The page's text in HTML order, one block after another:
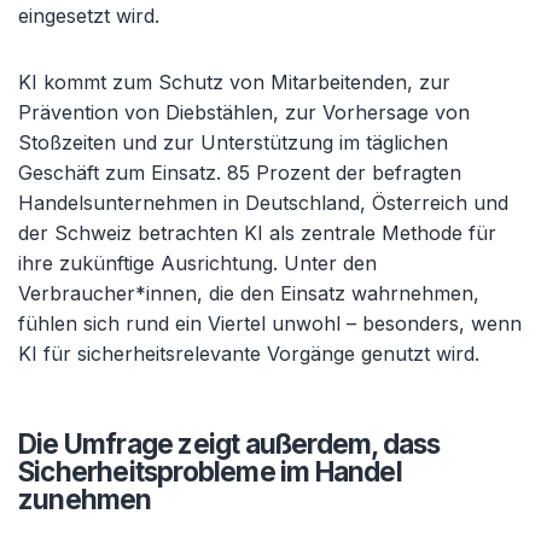
eingesetzt wird.
KI kommt zum Schutz von Mitarbeitenden, zur
Prävention von Diebstählen, zur Vorhersage von
Stoßzeiten und zur Unterstützung im täglichen
Geschäft zum Einsatz. 85 Prozent der befragten
Handelsunternehmen in Deutschland, Österreich und
der Schweiz betrachten KI als zentrale Methode für
ihre zukünftige Ausrichtung. Unter den
Verbraucher*innen, die den Einsatz wahrnehmen,
fühlen sich rund ein Viertel unwohl – besonders, wenn
KI für sicherheitsrelevante Vorgänge genutzt wird.
Die Umfrage zeigt außerdem, dass
Sicherheitsprobleme im Handel
zunehmen